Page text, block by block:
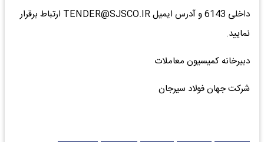
داخلی 6143 و آدرس ایمیل TENDER@SJSCO.IR ارتباط برقرار
نمایید.
دبیرخانه کمیسیون معاملات
شرکت جهان فولاد سیرجان